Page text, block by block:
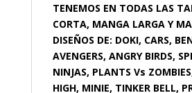
TENEMOS EN TODAS LAS
CORTA, MANGA LARGA Y
DISEÑOS DE: DOKI, CARS,
AVENGERS, ANGRY BIRDS,
NINJAS, PLANTS Vs
HIGH, MINIE, TINKER BELL,